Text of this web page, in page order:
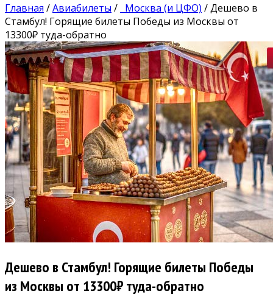
Главная /Авиабилеты / Москва (и ЦФО) /Дешево в
Стамбул! Горящие билеты Победы из Москвы от
13300₽ туда-обратно
Дешево в Стамбул! Горящие билеты Победы
из Москвы от 13300₽ туда-обратно